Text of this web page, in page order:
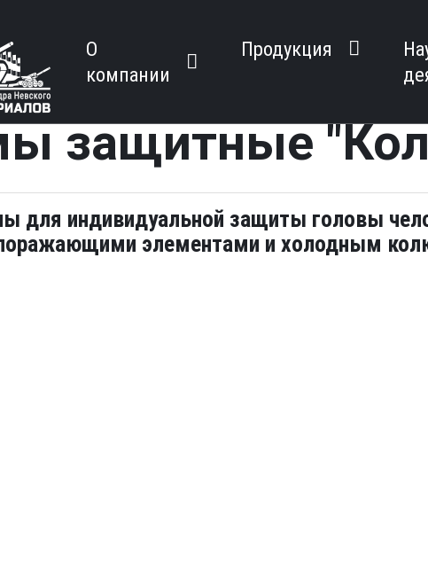
О
компании
Продукция
защитные
для индивидуальной защиты головы
элементами и холодным